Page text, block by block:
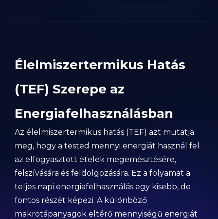
Élelmiszertermikus Hatás
(TEF) Szerepe az
Energiafelhasználásban
Az élelmiszertermikus hatás (TEF) azt mutatja
meg, hogy a tested mennyi energiát használ fel
az elfogyasztott ételek megemésztésére,
felszívására és feldolgozására. Ez a folyamat a
teljes napi energiafelhasználás egy kisebb, de
fontos részét képezi. A különböző
makrotápanyagok eltérő mennyiségű energiát